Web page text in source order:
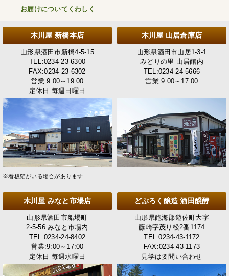
お届けについてくわしく
木川屋 新橋本店
山形県酒田市新橋4-5-15
TEL:0234-23-6300
FAX:0234-23-6302
営業:9:00～19:00
定休日 毎週日曜日
※看板猫がいる場合があります
木川屋 山居倉庫店
山形県酒田市山居1-3-1
みどりの里 山居館内
TEL:0234-24-5666
営業:9:00～17:00
木川屋 みなと市場店
山形県酒田市船場町
2-5-56 みなと市場内
TEL:0234-24-8402
営業:9:00～17:00
定休日 毎週水曜日
どぶろく醸造 酒田醗酵
山形県飽海郡遊佐町大字
藤崎字茂り松2番1174
TEL:0234-43-1172
FAX:0234-43-1173
見学は要問い合わせ